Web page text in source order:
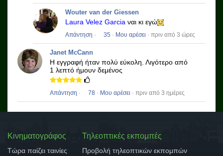
Wouter van der Giessen
Laura Velez Garcia ναι κι εγώ
Απάντηση · 35 · Μου αρέσει · πριν από 3 ώρες
Janet McCann
Η εγγραφή ήταν πολύ εύκολη. Λιγότερο από
1 λεπτό ήμουν δεμένος
Απάντηση · 78 · Μου αρέσει · πριν από 3 ημέρες
Κινηματογράφος
Τώρα παίζει ταινίες
Τηλεοπτικές εκπομπές
Προβολή τηλεοπτικών εκπομπών